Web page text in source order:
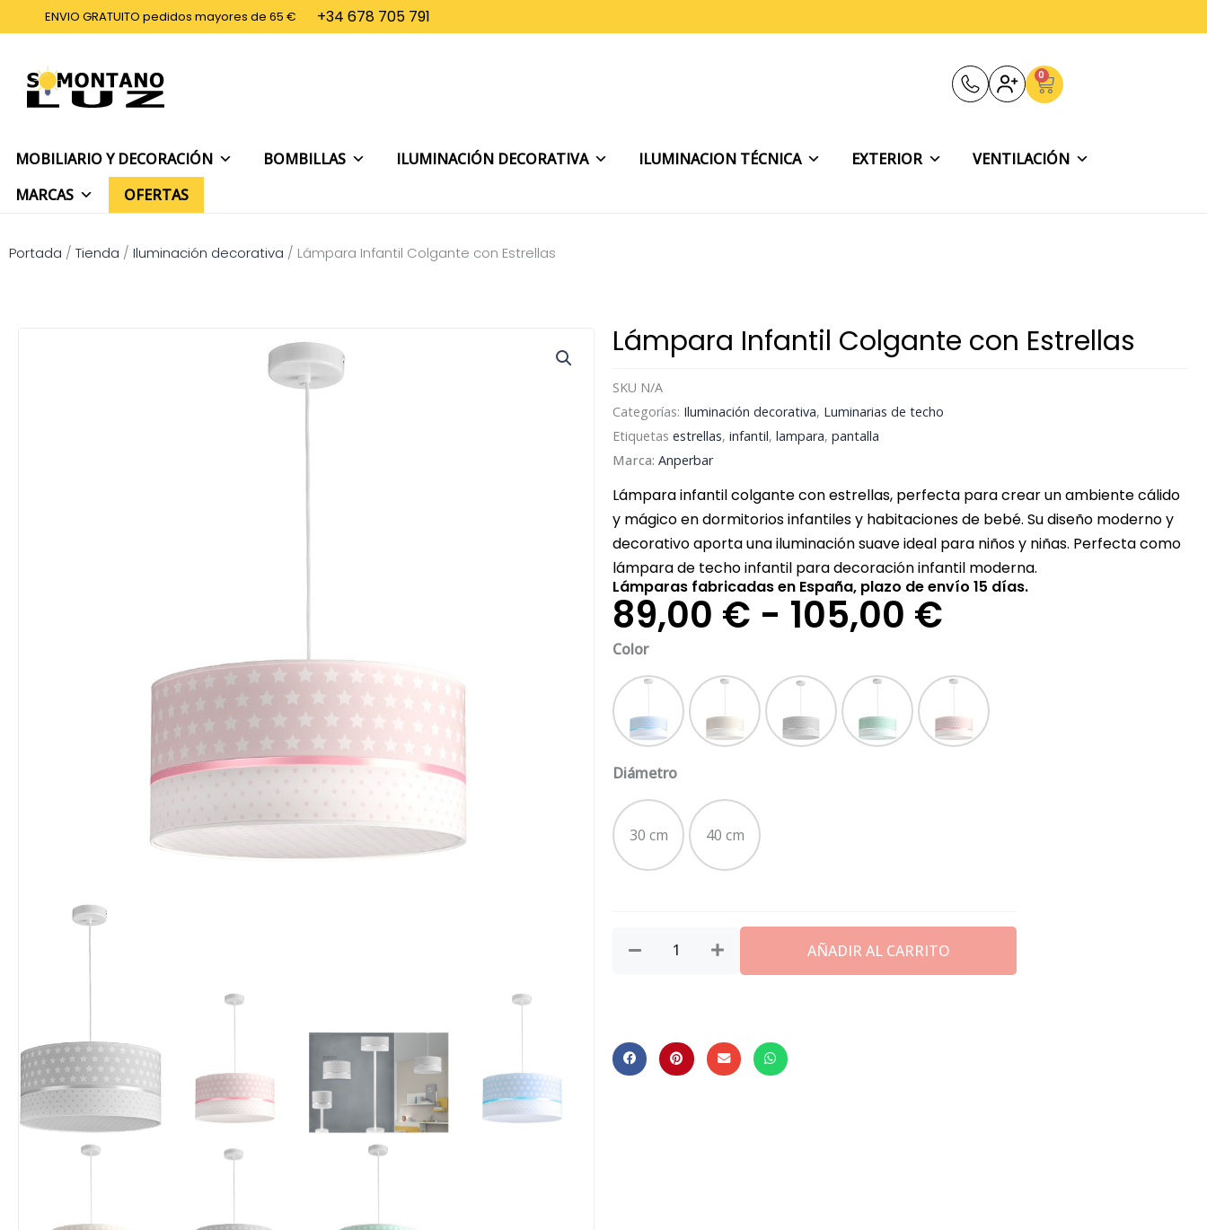
al
ENVIO GRATUITO pedidos mayores de 65 € +34 678 705 791
0
Carrito
MOBILIARIO Y DECORACIÓN BOMBILLAS ILUMINACIÓN DECORATIVA ILUMINACION TÉCNICA EXTERIOR
VENTILACIÓN
MARCAS
OFERTAS
Portada / Tienda / Iluminación decorativa / Lámpara Infantil Colgante con Estrellas
Lámpara Infantil Colgante con Estrellas
SKU N/A
Categorías: Iluminación decorativa, Luminarias de techo
Etiquetas estrellas, infantil, lampara, pantalla
Marca: Anperbar
Lámpara infantil colgante con estrellas, perfecta para crear un ambiente cálido
y mágico en dormitorios infantiles y habitaciones de bebé. Su diseño moderno y
decorativo aporta una iluminación suave ideal para niños y niñas. Perfecta como
lámpara de techo infantil para decoración infantil moderna.
Lámparas fabricadas en España, plazo de envío 15 días.
89,00 € - 105,00 €
precios:
desde
89,00 €
hasta
105,00 €
Color
Azul beige Gris Menta Rosa
Diámetro
30 cm 40 cm
Colgante
con
Estrellas
cantidad
AÑADIR AL CARRITO